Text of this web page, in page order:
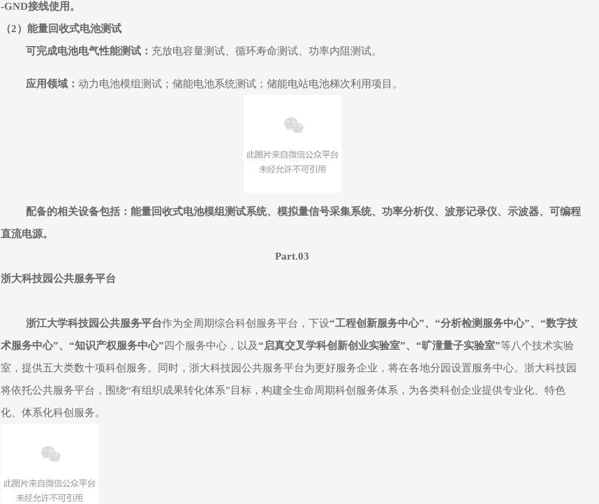
-GND接线使用。
（2）能量回收式电池测试
可完成电池电气性能测试： 充放电容量测试、循环寿命测试、功率内阻测试。
应用领域：动力电池模组测试；储能电池系统测试；储能电站电池梯次利用项目。
配备的相关设备包括：能量回收式电池模组测试系统、模拟量信号采集系统、功率分析仪、波形记录仪、示波器、可编程
直流电源。
Part.03
浙大科技园公共服务平台
浙江大学科技园公共服务平台作为全周期综合科创服务平台，下设“工程创新服务中心”、“分析检测服务中心”、“数字技
术服务中心”、“知识产权服务中心” 四个服务中心，以及“启真交叉学科创新创业实验室”、“旷潼量子实验室”等八个技术实验
室，提供五大类数十项科创服务。同时，浙大科技园公共服务平台为更好服务企业，将在各地分园设置服务中心。浙大科技园
将依托公共服务平台，围绕“有组织成果转化体系”目标，构建全生命周期科创服务体系，为各类科创企业提供专业化、特色
化、体系化科创服务。